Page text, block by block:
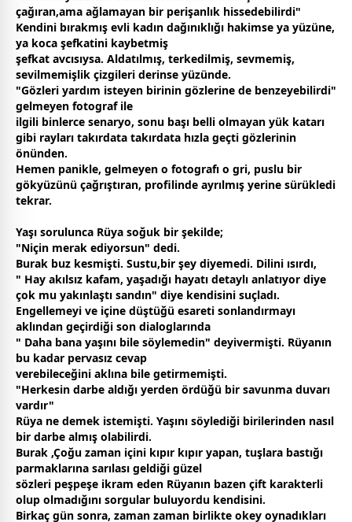
çağıran,ama ağlamayan bir perişanlık hissedebilirdi"
Kendini bırakmış evli kadın dağınıklığı hakimse ya yüzüne,
ya koca şefkatini kaybetmiş
şefkat avcısıysa. Aldatılmış, terkedilmiş, sevmemiş,
sevilmemişlik çizgileri derinse yüzünde.
"Gözleri yardım isteyen birinin gözlerine de benzeyebilirdi"
gelmeyen fotograf ile
ilgili binlerce senaryo, sonu başı belli olmayan yük katarı
gibi rayları takırdata takırdata hızla geçti gözlerinin
önünden.
Hemen panikle, gelmeyen o fotografı o gri, puslu bir
gökyüzünü çağrıştıran, profilinde ayrılmış yerine sürükledi
tekrar.
Yaşı sorulunca Rüya soğuk bir şekilde;
"Niçin merak ediyorsun" dedi.
Burak buz kesmişti. Sustu,bir şey diyemedi. Dilini ısırdı,
" Hay akılsız kafam, yaşadığı hayatı detaylı anlatıyor diye
çok mu yakınlaştı sandın" diye kendisini suçladı.
Engellemeyi ve içine düştüğü esareti sonlandırmayı
aklından geçirdiği son dialoglarında
" Daha bana yaşını bile söylemedin" deyivermişti. Rüyanın
bu kadar pervasız cevap
verebileceğini aklına bile getirmemişti.
"Herkesin darbe aldığı yerden ördüğü bir savunma duvarı
vardır"
Rüya ne demek istemişti. Yaşını söylediği birilerinden nasıl
bir darbe almış olabilirdi.
Burak ,Çoğu zaman içini kıpır kıpır yapan, tuşlara bastığı
parmaklarına sarılası geldiği güzel
sözleri peşpeşe ikram eden Rüyanın bazen çift karakterli
olup olmadığını sorgular buluyordu kendisini.
Birkaç gün sonra, zaman zaman birlikte okey oynadıkları